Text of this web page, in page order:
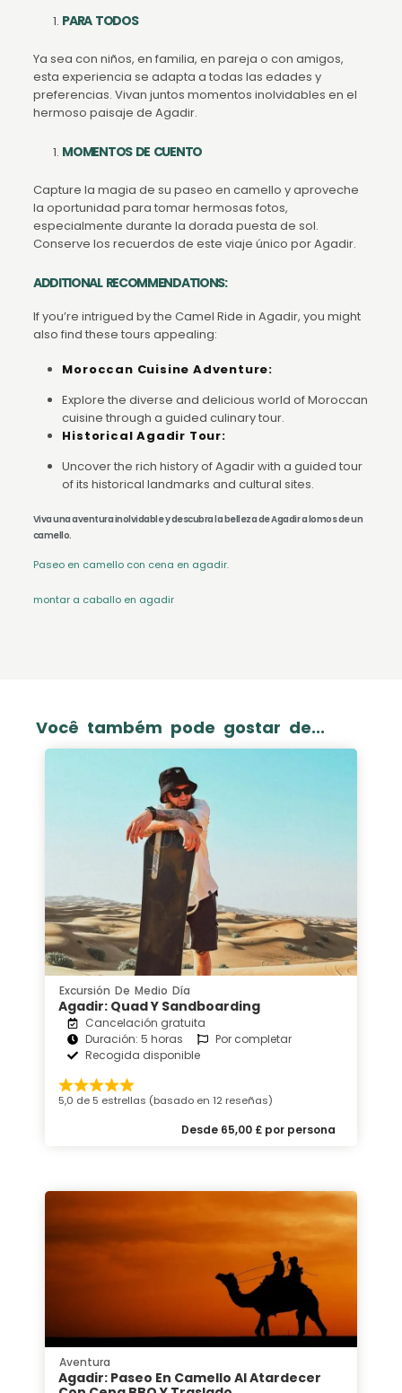
PARA TODOS
Ya sea con niños, en familia, en pareja o con amigos,
esta experiencia se adapta a todas las edades y
preferencias. Vivan juntos momentos inolvidables en el
hermoso paisaje de Agadir.
MOMENTOS DE CUENTO
Capture la magia de su paseo en camello y aproveche
la oportunidad para tomar hermosas fotos,
especialmente durante la dorada puesta de sol.
Conserve los recuerdos de este viaje único por Agadir.
ADDITIONAL RECOMMENDATIONS:
If you’re intrigued by the Camel Ride in Agadir, you might
also find these tours appealing:
Moroccan Cuisine Adventure:
Explore the diverse and delicious world of Moroccan
cuisine through a guided culinary tour.
Historical Agadir Tour:
Uncover the rich history of Agadir with a guided tour
of its historical landmarks and cultural sites.
Viva una aventura inolvidable y descubra la belleza de Agadir a lomos de un
camello.
Paseo en camello con cena en agadir.
montar a caballo en agadir
Você também pode gostar de...
Excursión De Medio Día
Agadir: Quad Y Sandboarding
Cancelación gratuita
Duración: 5 horas
Por completar
Recogida disponible
5,0 de 5 estrellas (basado en 12 reseñas)
Desde 65,00 £ por persona
Aventura
Agadir: Paseo En Camello Al Atardecer